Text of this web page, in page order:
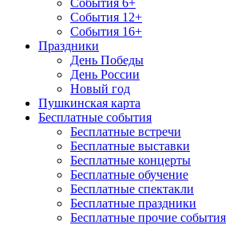
События 6+
События 12+
События 16+
Праздники
День Победы
День России
Новый год
Пушкинская карта
Бесплатные события
Бесплатные встречи
Бесплатные выставки
Бесплатные концерты
Бесплатные обучение
Бесплатные спектакли
Бесплатные праздники
Бесплатные прочие события